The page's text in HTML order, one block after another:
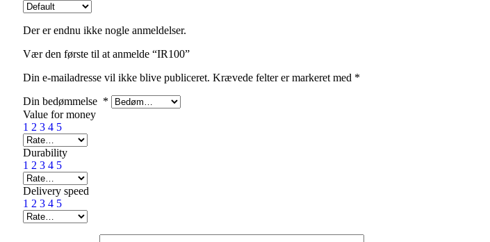
Der er endnu ikke nogle anmeldelser.
Vær den første til at anmelde “IR100”
Din e-mailadresse vil ikke blive publiceret. Krævede felter er markeret med *
Din bedømmelse *
Value for money
1 2 3 4 5
Durability
1 2 3 4 5
Delivery speed
1 2 3 4 5